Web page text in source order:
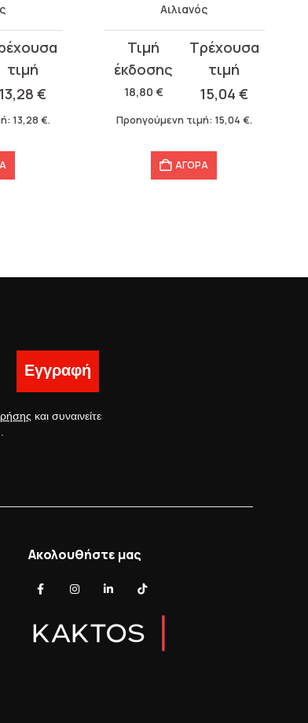
13,28€
13,28 €.
Αιλιανός
18,80 €
Original
price
was:
18,80 €.
15,04€
τρέχουσα
τιμή
είναι:
Προηγούμενη τιμή: 15,04 €.
ΑΓΟΡΑ
Εγγραφή
και συναινείτε
Ακολουθήστε μας